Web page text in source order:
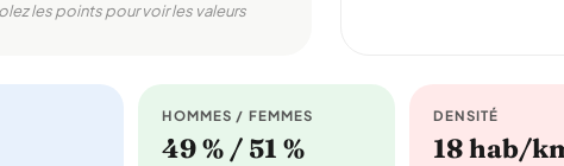
les points pour voir les valeurs
HOMMES / FEMMES
49 % / 51 %
DENSITÉ
18 hab/